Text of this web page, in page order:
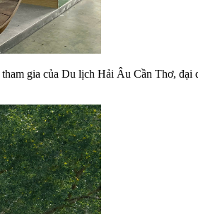
gia của Du lịch Hải Âu Cần Thơ,